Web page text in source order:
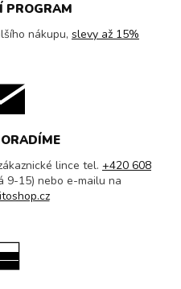
PROGRAM
nákupu, slevy až 15%
lince tel. +420 608
9-15) nebo e-mailu na